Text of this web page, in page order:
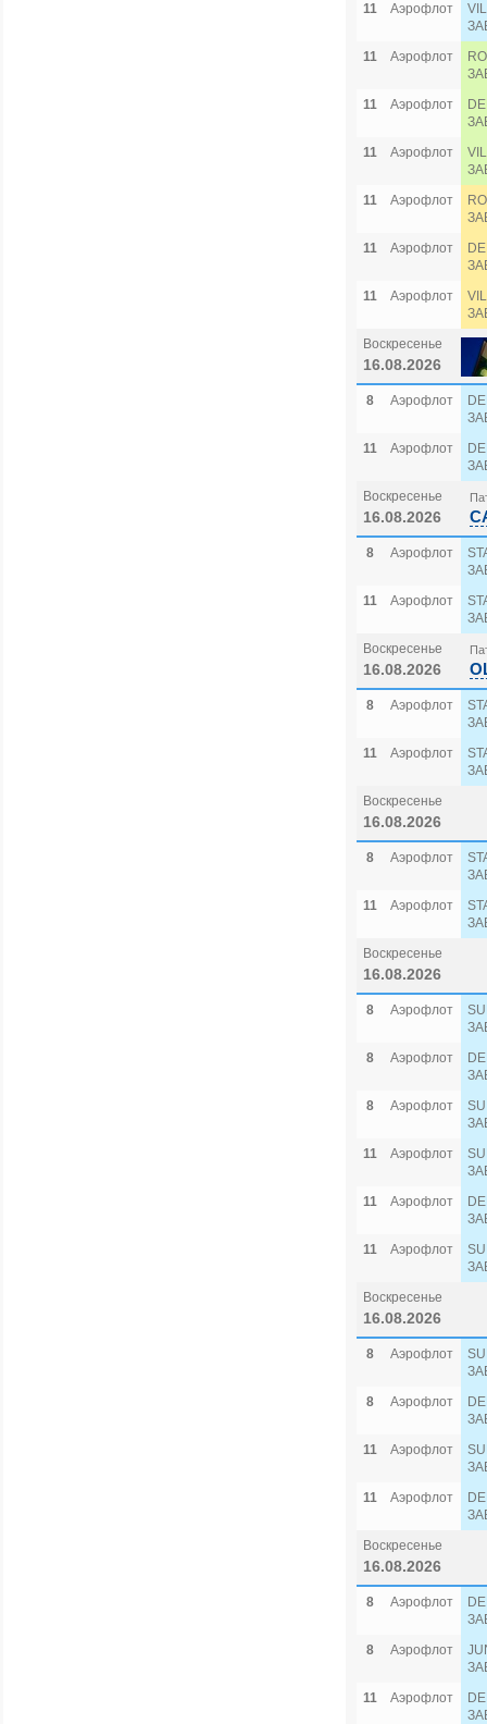
11
Аэрофлот
11
Аэрофлот
11
Аэрофлот
11
Аэрофлот
11
Аэрофлот
11
Аэрофлот
11
Аэрофлот
Воскресенье
16.08.2026
8 Аэрофлот
11
Аэрофлот
Воскресенье
16.08.2026
8 Аэрофлот
11
Аэрофлот
Воскресенье
16.08.2026
8 Аэрофлот
11
Аэрофлот
Воскресенье
16.08.2026
8 Аэрофлот
11
Аэрофлот
Воскресенье
16.08.2026
8 Аэрофлот
8
Аэрофлот
8
Аэрофлот
11
Аэрофлот
11
Аэрофлот
11
Аэрофлот
Воскресенье
16.08.2026
8 Аэрофлот
8
Аэрофлот
11
Аэрофлот
11
Аэрофлот
Воскресенье
16.08.2026
8 Аэрофлот
8
Аэрофлот
11
Аэрофлот